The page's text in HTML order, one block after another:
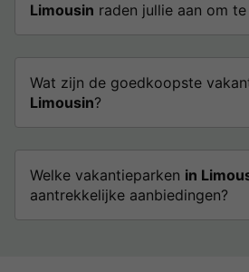
Limousin raden jullie aan om
Wat zijn de goedkoopste
Limousin?
Welke vakantieparken in
aantrekkelijke aanbiedingen?